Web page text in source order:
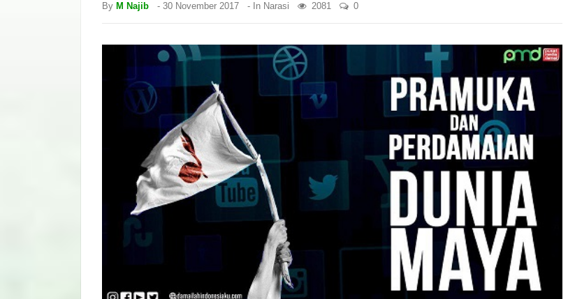
By M Najib - 30 November 2017 - In Narasi 2081 0